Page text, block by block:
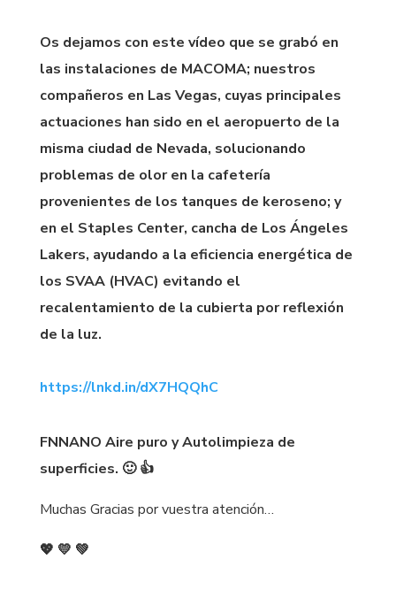
Os dejamos con este vídeo que se grabó en
las instalaciones de MACOMA; nuestros
compañeros en Las Vegas, cuyas principales
actuaciones han sido en el aeropuerto de la
misma ciudad de Nevada, solucionando
problemas de olor en la cafetería
provenientes de los tanques de keroseno; y
en el Staples Center, cancha de Los Ángeles
Lakers, ayudando a la eficiencia energética de
los SVAA (HVAC) evitando el
recalentamiento de la cubierta por reflexión
de la luz.
https://lnkd.in/dX7HQQhC
FNNANO Aire puro y Autolimpieza de
superficies. 🙂 👍
Muchas Gracias por vuestra atención…
💖 💛 💚